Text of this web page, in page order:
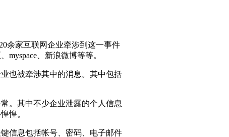
余家互联网企业牵涉到这一事件
、新浪微博等等。
也被牵涉其中的消息。其中包括
。其中不少企业泄露的个人信息
惶。
信息包括帐号、密码、电子邮件